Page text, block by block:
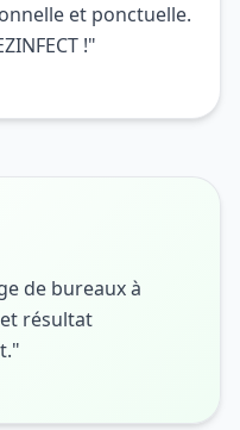
et ponctuelle.
!"
de bureaux à
résultat